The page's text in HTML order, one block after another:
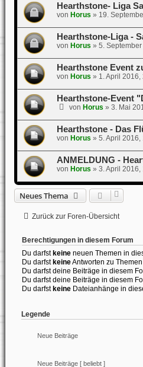
Hearthstone- Liga
von Horus » 19.
Hearthstone-Liga -
von Horus » 5.
Hearthstone Event
von Horus » 1. April 2016,
Hearthstone-Event
von Horus » 3. Mai
Hearthstone - Das
von Horus » 5. April 2016,
ANMELDUNG -
von Horus » 3. April 2016,
Neues Thema
Zurück zur Foren-Übersicht
Berechtigungen in diesem Forum
Du darfst keineneuen Themen in
Du darfst keineAntworten zu
Du darfst deine Beiträge in diesem
Du darfst deine Beiträge in diesem
Du darfst keineDateianhänge in
Legende
Neue Beiträge
Neue Beiträge [ beliebt ]